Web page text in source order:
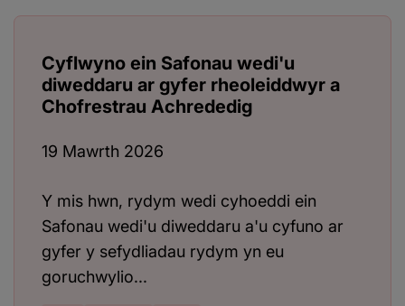
Cyflwyno ein Safonau wedi'u
diweddaru ar gyfer rheoleiddwyr a
Chofrestrau Achrededig
19 Mawrth 2026
Y mis hwn, rydym wedi cyhoeddi ein
Safonau wedi'u diweddaru a'u cyfuno ar
gyfer y sefydliadau rydym yn eu
goruchwylio...